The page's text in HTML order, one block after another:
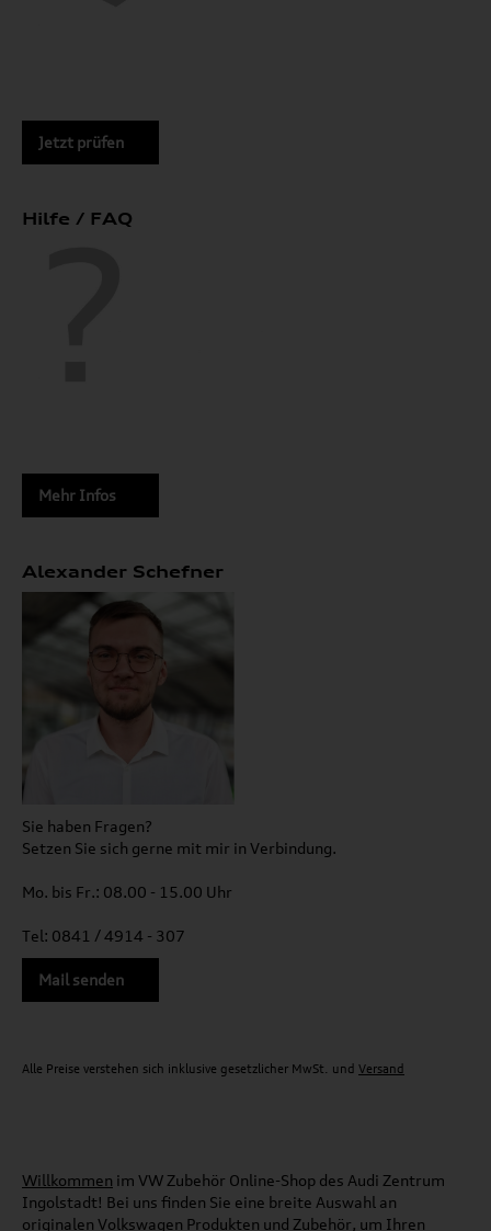
Jetzt prüfen
Hilfe / FAQ
Mehr Infos
Alexander Schefner
Sie haben Fragen?
Setzen Sie sich gerne mit mir in Verbindung.
Mo. bis Fr.: 08.00 - 15.00 Uhr
Tel: 0841 / 4914 - 307
Mail senden
Alle Preise verstehen sich inklusive gesetzlicher MwSt. und Versand
Willkommen im VW Zubehör Online-Shop des Audi Zentrum
Ingolstadt! Bei uns finden Sie eine breite Auswahl an
originalen Volkswagen Produkten und Zubehör, um Ihren